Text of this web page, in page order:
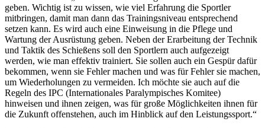
geben. Wichtig ist zu wissen, wie viel Erfahrung die Sportler
mitbringen, damit man dann das Trainingsniveau entsprechend
setzen kann. Es wird auch eine Einweisung in die Pflege und
Wartung der Ausrüstung geben. Neben der Erarbeitung der Technik
und Taktik des Schießens soll den Sportlern auch aufgezeigt
werden, wie man effektiv trainiert. Sie sollen auch ein Gespür dafür
bekommen, wenn sie Fehler machen und was für Fehler sie machen,
um Wiederholungen zu vermeiden. Ich möchte sie auch auf die
Regeln des IPC (Internationales Paralympisches Komitee)
hinweisen und ihnen zeigen, was für große Möglichkeiten ihnen für
die Zukunft offenstehen, auch im Hinblick auf den Leistungssport.“